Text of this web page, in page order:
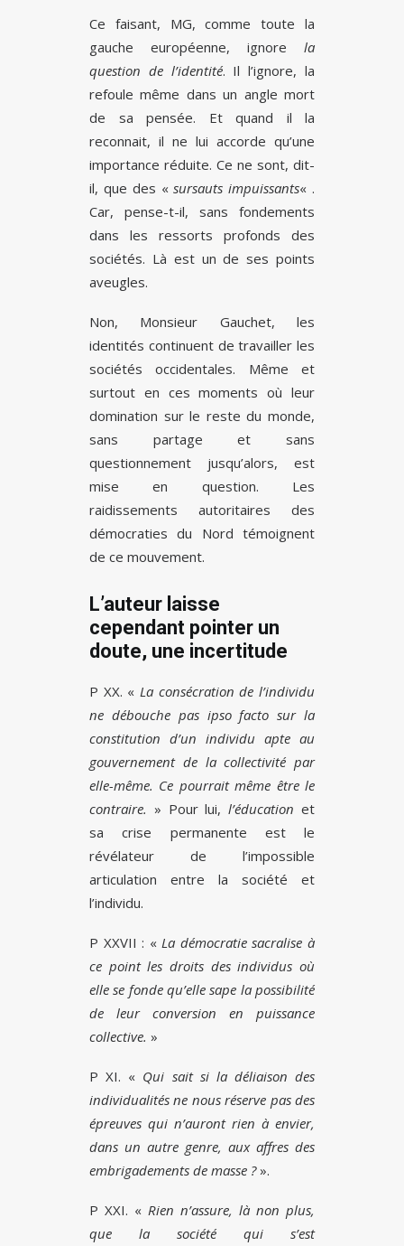
Ce faisant, MG, comme toute la
gauche européenne, ignore la
question de l’identité. Il l’ignore, la
refoule même dans un angle mort
de sa pensée. Et quand il la
reconnait, il ne lui accorde qu’une
importance réduite. Ce ne sont, dit-
il, que des «sursauts impuissants« .
Car, pense-t-il, sans fondements
dans les ressorts profonds des
sociétés. Là est un de ses points
aveugles.
Non, Monsieur Gauchet, les
identités continuent de travailler les
sociétés occidentales. Même et
surtout en ces moments où leur
domination sur le reste du monde,
sans partage et sans
questionnement jusqu’alors, est
mise en question. Les
raidissements autoritaires des
démocraties du Nord témoignent
de ce mouvement.
L’auteur laisse
cependant pointer un
doute, une incertitude
P XX. « La consécration de l’individu
ne débouche pas ipso facto sur la
constitution d’un individu apte au
gouvernement de la collectivité par
elle-même. Ce pourrait même être le
contraire. » Pour lui,l’éducationet
sa crise permanente est le
révélateur de l’impossible
articulation entre la société et
l’individu.
P XXVII : «La démocratie sacralise à
ce point les droits des individus où
elle se fonde qu’elle sape la possibilité
de leur conversion en puissance
collective. »
P XI. « Qui sait si la déliaison des
individualités ne nous réserve pas des
épreuves qui n’auront rien à envier,
dans un autre genre, aux affres des
embrigadements de masse ?».
P XXI. « Rien n’assure, là non plus,
que la société qui s’est